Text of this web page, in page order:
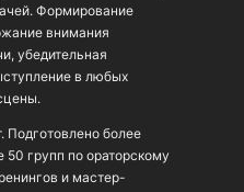
Формирование
внимания
убедительная
в любых
Подготовлено более
групп по ораторскому
и мастер-